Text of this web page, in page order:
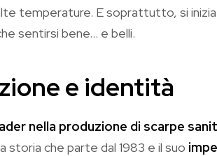
temperature. E soprattutto, si inizia
sentirsi bene… e belli.
e identità
nella produzione di scarpe
storia che parte dal 1983 e il suo